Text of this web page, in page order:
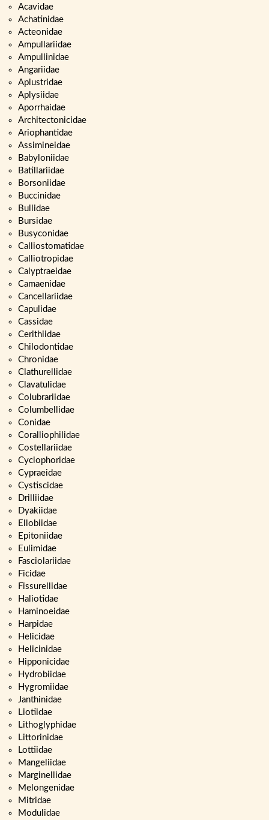
Acavidae
Achatinidae
Acteonidae
Ampullariidae
Ampullinidae
Angariidae
Aplustridae
Aplysiidae
Aporrhaidae
Architectonicidae
Ariophantidae
Assimineidae
Babyloniidae
Batillariidae
Borsoniidae
Buccinidae
Bullidae
Bursidae
Busyconidae
Calliostomatidae
Calliotropidae
Calyptraeidae
Camaenidae
Cancellariidae
Capulidae
Cassidae
Cerithiidae
Chilodontidae
Chronidae
Clathurellidae
Clavatulidae
Colubrariidae
Columbellidae
Conidae
Coralliophilidae
Costellariidae
Cyclophoridae
Cypraeidae
Cystiscidae
Drilliidae
Dyakiidae
Ellobiidae
Epitoniidae
Eulimidae
Fasciolariidae
Ficidae
Fissurellidae
Haliotidae
Haminoeidae
Harpidae
Helicidae
Helicinidae
Hipponicidae
Hydrobiidae
Hygromiidae
Janthinidae
Liotiidae
Lithoglyphidae
Littorinidae
Lottiidae
Mangeliidae
Marginellidae
Melongenidae
Mitridae
Modulidae